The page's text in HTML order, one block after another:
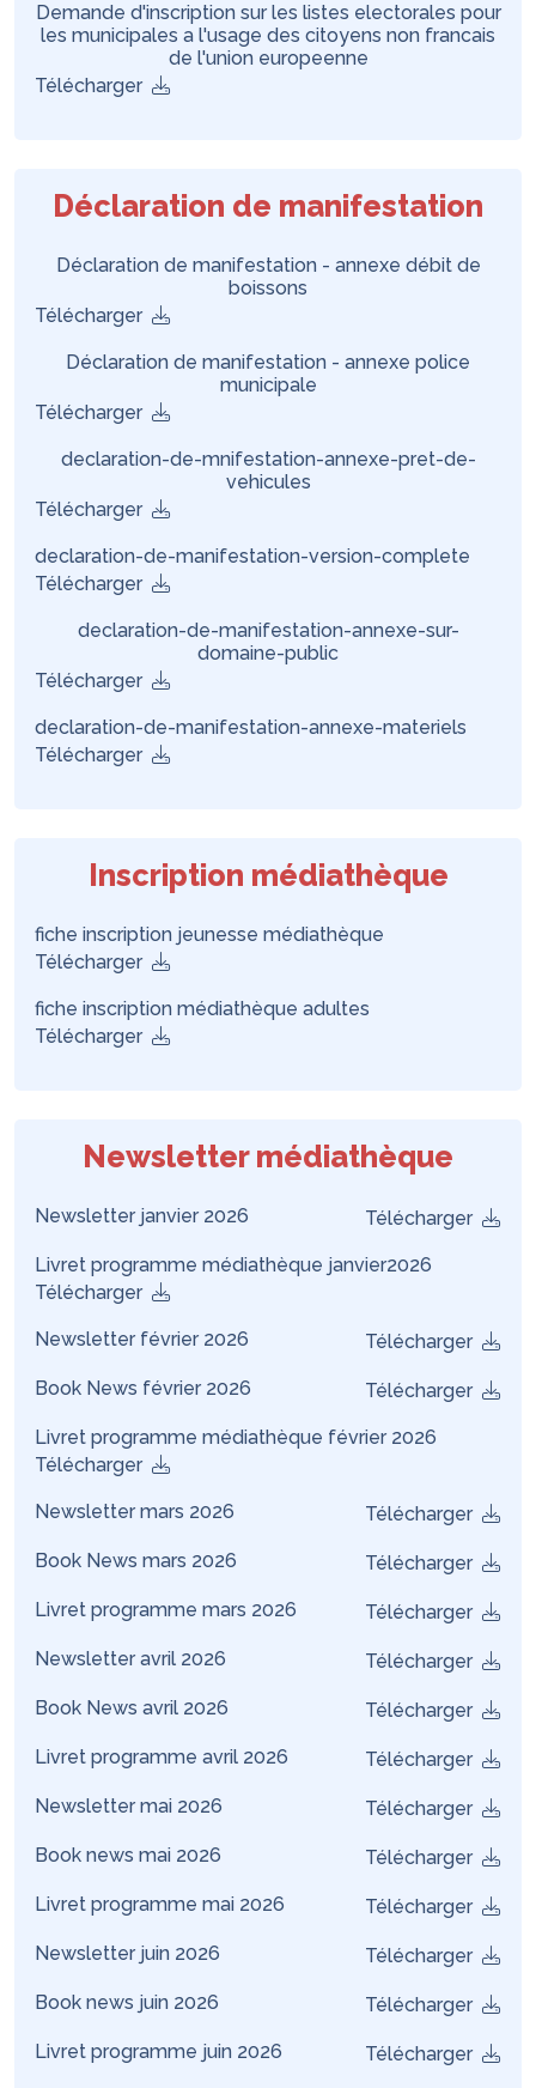
Demande d'inscription sur les listes electorales pour
les municipales a l'usage des citoyens non francais
de l'union europeenne
Télécharger
Déclaration de manifestation
Déclaration de manifestation - annexe débit de
boissons
Télécharger
Déclaration de manifestation - annexe police
municipale
Télécharger
declaration-de-mnifestation-annexe-pret-de-
vehicules
Télécharger
declaration-de-manifestation-version-complete
Télécharger
declaration-de-manifestation-annexe-sur-
domaine-public
Télécharger
declaration-de-manifestation-annexe-materiels
Télécharger
Inscription médiathèque
fiche inscription jeunesse médiathèque
Télécharger
fiche inscription médiathèque adultes
Télécharger
Newsletter médiathèque
Newsletter janvier 2026 Télécharger
Livret programme médiathèque janvier2026
Télécharger
Newsletter février 2026 Télécharger
Book News février 2026 Télécharger
Livret programme médiathèque février 2026
Télécharger
Newsletter mars 2026 Télécharger
Book News mars 2026 Télécharger
Livret programme mars 2026 Télécharger
Newsletter avril 2026 Télécharger
Book News avril 2026 Télécharger
Livret programme avril 2026 Télécharger
Newsletter mai 2026 Télécharger
Book news mai 2026 Télécharger
Livret programme mai 2026 Télécharger
Newsletter juin 2026 Télécharger
Book news juin 2026 Télécharger
Livret programme juin 2026 Télécharger